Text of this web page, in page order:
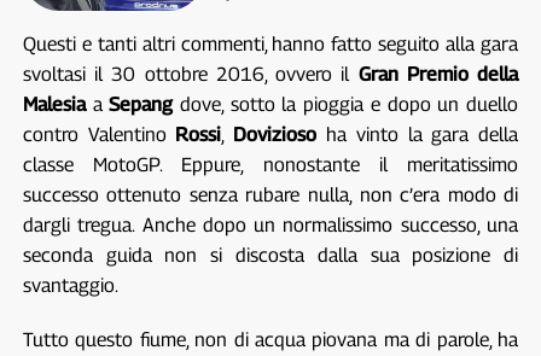
Questi e tanti altri commenti, hanno fatto seguito alla gara
svoltasi il 30 ottobre 2016, ovvero il Gran Premio della
MalesiaaSepangdove, sotto la pioggia e dopo un duello
contro Valentino Rossi, Dovizioso ha vinto la gara della
classe MotoGP. Eppure, nonostante il meritatissimo
successo ottenuto senza rubare nulla, non c’era modo di
dargli tregua. Anche dopo un normalissimo successo, una
seconda guida non si discosta dalla sua posizione di
svantaggio.
Tutto questo fiume, non di acqua piovana ma di parole, ha